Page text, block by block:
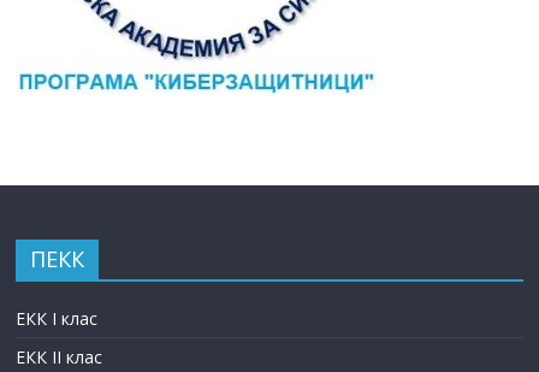
ПЕКК
ЕКК I клас
ЕКК II клас